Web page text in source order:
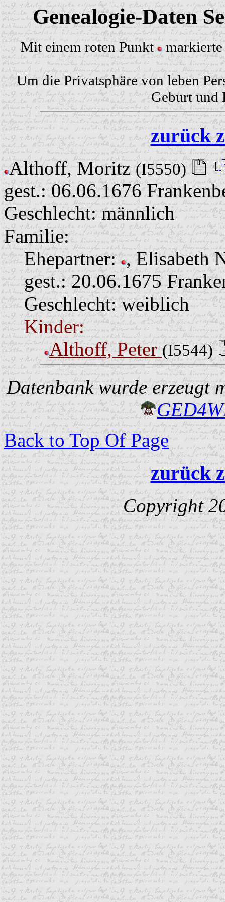
Genealogie-Daten
Mit einem roten Punkt markierte
Um die Privatsphäre von leben
Geburt und
zurück
Althoff, Moritz(I5550)
gest.: 06.06.1676
Geschlecht: männlich
Familie:
Ehepartner: , Elisabeth
gest.: 20.06.1675
Geschlecht: weiblich
Kinder:
Althoff, Peter(I5544)
Datenbank wurde erzeugt
Back to Top Of Page
zurück
Copyright